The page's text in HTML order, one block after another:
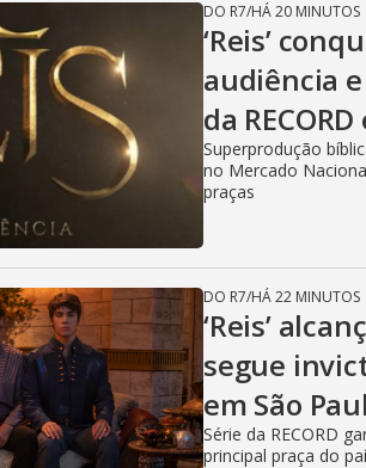
DO R7/HÁ 20 MINUTOS
‘Reis’
audiência
da
Superprodução
no Mercado
praças
DO R7/HÁ 22 MINUTOS
‘Reis’
segue
em São
Série da RECORD
principal praça do